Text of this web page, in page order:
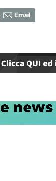
Email